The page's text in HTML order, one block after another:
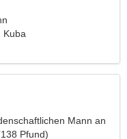
Kuba
Mann an
Pfund)